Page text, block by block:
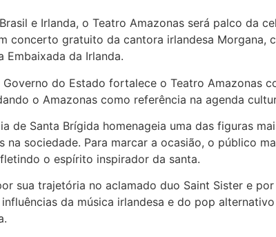
e Irlanda, o Teatro Amazonas será palco da
concerto gratuito da cantora irlandesa
Embaixada da Irlanda.
do Estado fortalece o Teatro Amazonas
o Amazonas como referência na agenda
de Santa Brígida homenageia uma das figuras
na sociedade. Para marcar a ocasião, o público
o espírito inspirador da santa.
sua trajetória no aclamado duo Saint Sister e
da música irlandesa e do pop